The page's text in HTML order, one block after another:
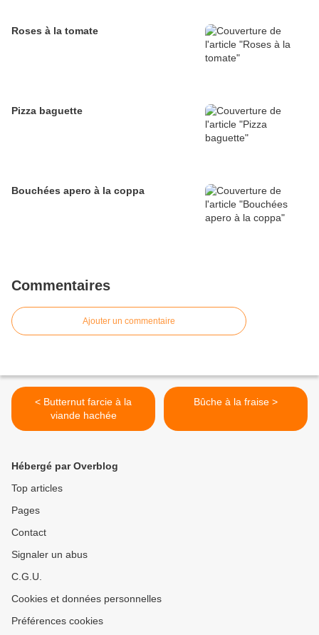
Roses à la tomate
Pizza baguette
Bouchées apero à la coppa
Commentaires
Ajouter un commentaire
< Butternut farcie à la
viande hachée
Bûche à la fraise >
Hébergé par Overblog
Top articles
Pages
Contact
Signaler un abus
C.G.U.
Cookies et données personnelles
Préférences cookies